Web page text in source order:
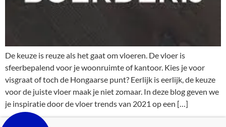
De keuze is reuze als het gaat om vloeren. De vloer is
sfeerbepalend voor je woonruimte of kantoor. Kies je voor
visgraat of toch de Hongaarse punt? Eerlijk is eerlijk, de keuze
voor de juiste vloer maak je niet zomaar. In deze blog geven we
je inspiratie door de vloer trends van 2021 op een […]